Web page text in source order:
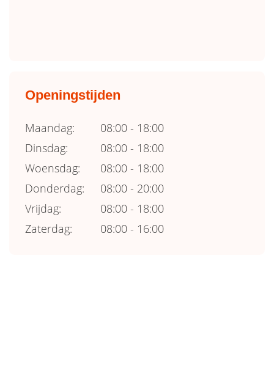
Openingstijden
Maandag:
08:00 - 18:00
Dinsdag:
08:00 - 18:00
Woensdag:
08:00 - 18:00
Donderdag:
08:00 - 20:00
Vrijdag:
08:00 - 18:00
Zaterdag:
08:00 - 16:00